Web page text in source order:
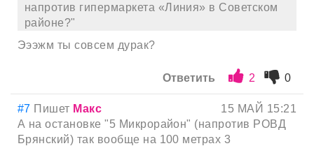
напротив гипермаркета «Линия» в Советском
районе?"
Эээжм ты совсем дурак?
Ответить 2 0
#7 Пишет Макс
15 МАЙ 15:21
А на остановке "5 Микрорайон" (напротив РОВД
Брянский) так вообще на 100 метрах 3